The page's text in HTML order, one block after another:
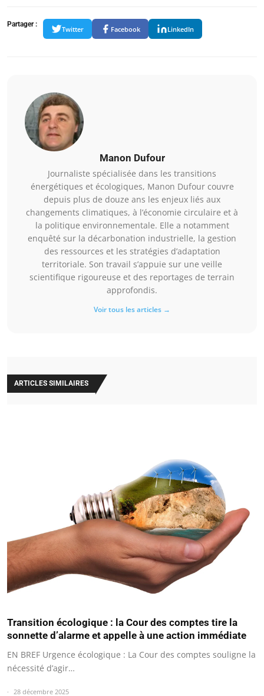
Partager :
Twitter Facebook LinkedIn
Manon Dufour
Journaliste spécialisée dans les transitions
énergétiques et écologiques, Manon Dufour couvre
depuis plus de douze ans les enjeux liés aux
changements climatiques, à l’économie circulaire et à
la politique environnementale. Elle a notamment
enquêté sur la décarbonation industrielle, la gestion
des ressources et les stratégies d’adaptation
territoriale. Son travail s’appuie sur une veille
scientifique rigoureuse et des reportages de terrain
approfondis.
Voir tous les articles →
ARTICLES SIMILAIRES
Transition écologique : la Cour des comptes tire la
sonnette d’alarme et appelle à une action immédiate
EN BREF Urgence écologique : La Cour des comptes souligne la
nécessité d’agir…
28 décembre 2025